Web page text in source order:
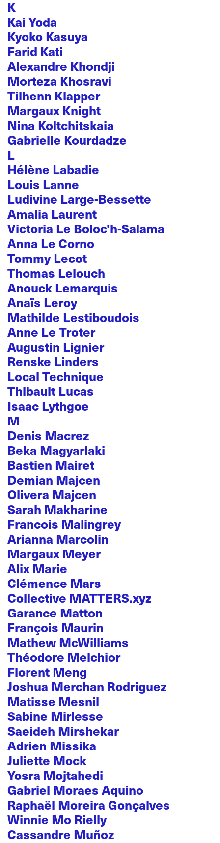
K
Kai Yoda
Kyoko Kasuya
Farid Kati
Alexandre Khondji
Morteza Khosravi
Tilhenn Klapper
Margaux Knight
Nina Koltchitskaia
Gabrielle Kourdadze
L
Hélène Labadie
Louis Lanne
Ludivine Large-Bessette
Amalia Laurent
Victoria Le Boloc'h-Salama
Anna Le Corno
Tommy Lecot
Thomas Lelouch
Anouck Lemarquis
Anaïs Leroy
Mathilde Lestiboudois
Anne Le Troter
Augustin Lignier
Renske Linders
Local Technique
Thibault Lucas
Isaac Lythgoe
M
Denis Macrez
Beka Magyarlaki
Bastien Mairet
Demian Majcen
Olivera Majcen
Sarah Makharine
Francois Malingrey
Arianna Marcolin
Margaux Meyer
Alix Marie
Clémence Mars
Collective MATTERS.xyz
Garance Matton
François Maurin
Mathew McWilliams
Théodore Melchior
Florent Meng
Joshua Merchan Rodriguez
Matisse Mesnil
Sabine Mirlesse
Saeideh Mirshekar
Adrien Missika
Juliette Mock
Yosra Mojtahedi
Gabriel Moraes Aquino
Raphaël Moreira Gonçalves
Winnie Mo Rielly
Cassandre Muñoz